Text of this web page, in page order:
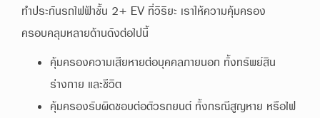
ทำประกันรถไฟฟ้าชั้น 2+ EV ที่วิริยะ เราให้ความคุ้มครอง
ครอบคลุมหลายด้านดังต่อไปนี้
คุ้มครองความเสียหายต่อบุคคลภายนอก ทั้งทรัพย์สิน
ร่างกาย และชีวิต
คุ้มครองรับผิดชอบต่อตัวรถยนต์ ทั้งกรณีสูญหาย หรือไฟ